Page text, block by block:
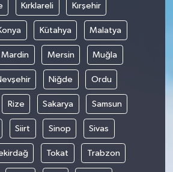
Kırklareli Kırşehir
Kütahya Malatya
Mardin Mersin Muğla
Niğde Ordu
Rize Sakarya Samsun
Siirt Sinop Sivas
Tokat Trabzon